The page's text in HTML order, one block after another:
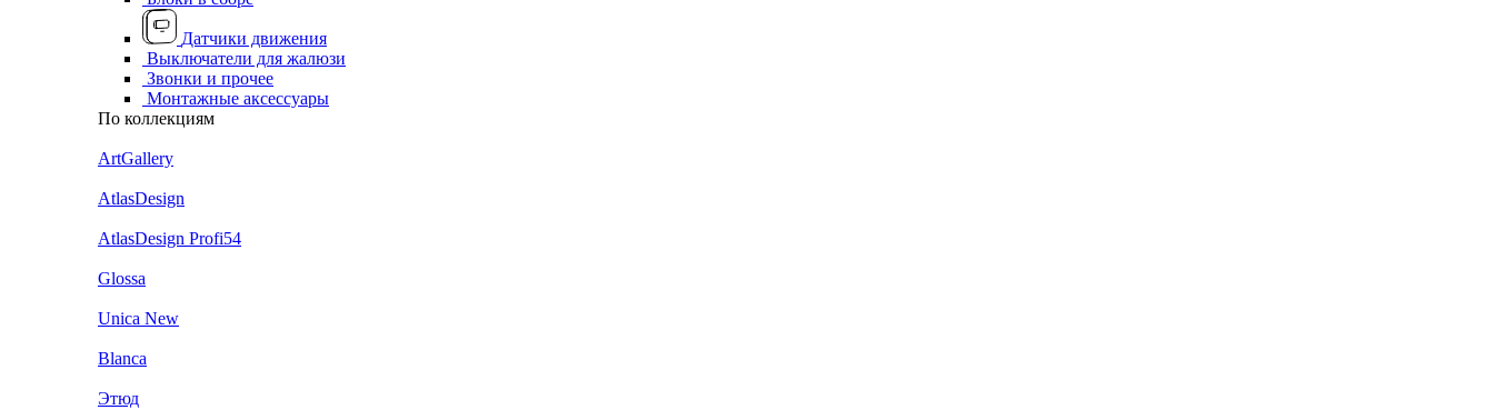
Датчики движения
Выключатели для жалюзи
Звонки и прочее
Монтажные аксессуары
По коллекциям
ArtGallery
AtlasDesign
AtlasDesign Profi54
Glossa
Unica New
Blanca
Этюд